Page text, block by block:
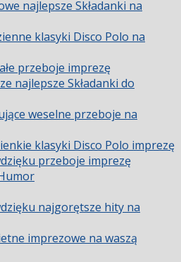
najlepsze Składanki na
klasyki Disco Polo na
przeboje imprezę
najlepsze Składanki do
weselne przeboje na
klasyki Disco Polo imprezę
przeboje imprezę
najgorętsze hity na
imprezowe na waszą